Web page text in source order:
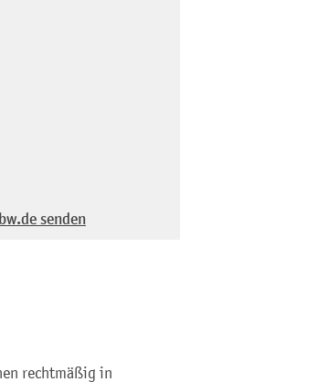
senden
rechtmäßig in